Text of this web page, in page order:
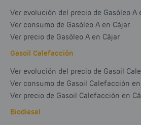
Ver evolución del precio de Gasóleo A
Ver consumo de Gasóleo A en Cájar
Ver precio de Gasóleo A en Cájar
Gasoil Calefacción
Ver evolución del precio de Gasoil
Ver consumo de Gasoil Calefacción
Ver precio de Gasoil Calefacción en
Biodiesel